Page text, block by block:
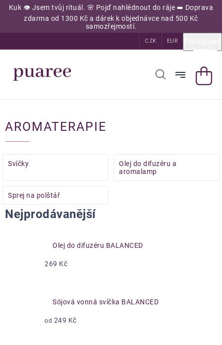
PřejítKuk 👁️ Jsem tvůj rituál. 🌸 Pojď nahlédnout do ráje ➡️ Doprava
zdarma od 1300 Kč a dárek k objednávce nad 500 Kč
samozřejmostí.
CZK EUR
AROMATERAPIE
Svíčky
Olej do difuzéru a
aromalamp
Sprej na polštář
Nejprodávanější
Olej do difuzéru BALANCED
269 Kč
Sójová vonná svíčka BALANCED
od 249 Kč